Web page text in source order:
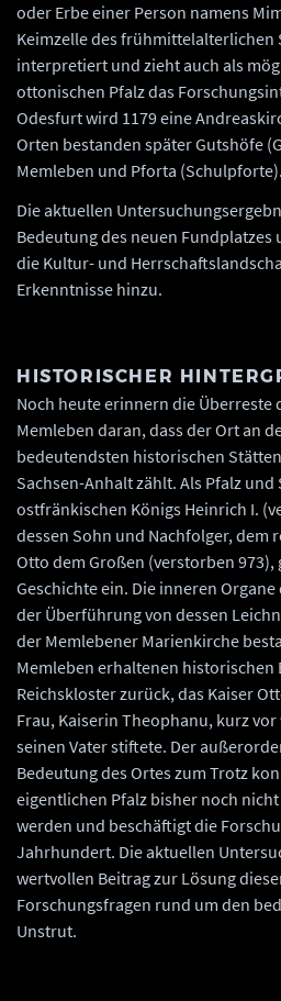
oder Erbe einer Person namens
Keimzelle des frühmittelalterlichen
interpretiert und zieht auch als
ottonischen Pfalz das
Odesfurt wird 1179 eine
Orten bestanden später Gutshöfe
Memleben und Pforta (Schulpforte).
Die aktuellen
Bedeutung des neuen Fundplatzes
die Kultur- und
Erkenntnisse hinzu.
HISTORISCHER
Noch heute erinnern die Überreste
Memleben daran, dass der Ort an
bedeutendsten historischen
Sachsen-Anhalt zählt. Als Pfalz
ostfränkischen Königs Heinrich I.
dessen Sohn und Nachfolger, dem
Otto dem Großen (verstorben 973),
Geschichte ein. Die inneren
der Überführung von dessen
der Memlebener Marienkirche
Memleben erhaltenen historischen
Reichskloster zurück, das Kaiser
Frau, Kaiserin Theophanu, kurz
seinen Vater stiftete. Der
Bedeutung des Ortes zum Trotz
eigentlichen Pfalz bisher noch
werden und beschäftigt die
Jahrhundert. Die aktuellen
wertvollen Beitrag zur Lösung
Forschungsfragen rund um den
Unstrut.